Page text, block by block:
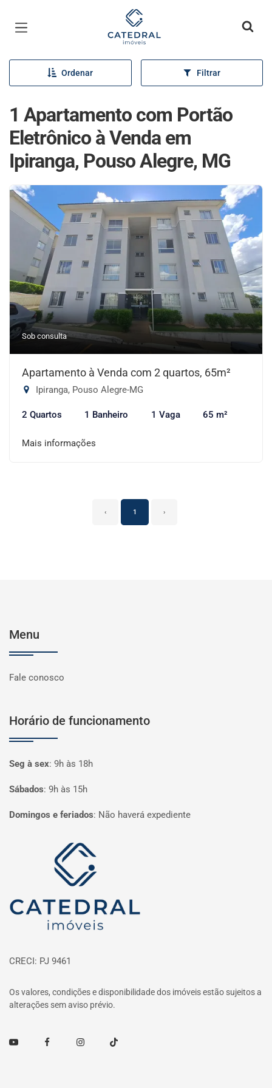
Página inicial
Ordenar Filtrar
1 Apartamento com Portão
Eletrônico à Venda em
Ipiranga, Pouso Alegre, MG
Sob consulta
Apartamento à Venda com 2 quartos, 65m²
Ipiranga, Pouso Alegre-MG
2 Quartos 1 Banheiro 1 Vaga 65 m²
Mais informações
‹ 1 ›
Menu
Fale conosco
Horário de funcionamento
Seg à sex: 9h às 18h
Sábados: 9h às 15h
Domingos e feriados: Não haverá expediente
Página inicial
CRECI: PJ 9461
Os valores, condições e disponibilidade dos imóveis estão sujeitos a
alterações sem aviso prévio.
Youtube FacebookInstagramTikTok